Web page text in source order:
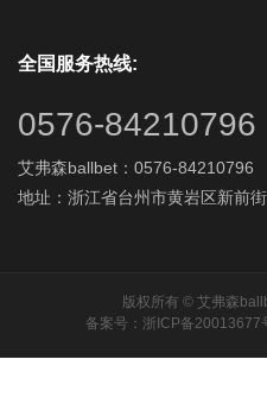
全国服务热线:
0576-84210796
艾弗森ballbet：0576-84210796
地址：浙江省台州市黄岩区新前
版权所有 © 艾弗森
备案号：浙ICP备20013677